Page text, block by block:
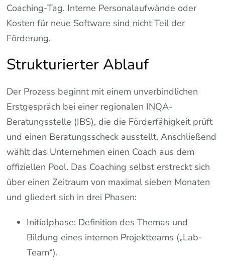
Coaching-Tag. Interne Personalaufwände oder
Kosten für neue Software sind nicht Teil der
Förderung.
Strukturierter Ablauf
Der Prozess beginnt mit einem unverbindlichen
Erstgespräch bei einer regionalen INQA-
Beratungsstelle (IBS), die die Förderfähigkeit prüft
und einen Beratungsscheck ausstellt. Anschließend
wählt das Unternehmen einen Coach aus dem
offiziellen Pool. Das Coaching selbst erstreckt sich
über einen Zeitraum von maximal sieben Monaten
und gliedert sich in drei Phasen:
Initialphase: Definition des Themas und
Bildung eines internen Projektteams („Lab-
Team“).